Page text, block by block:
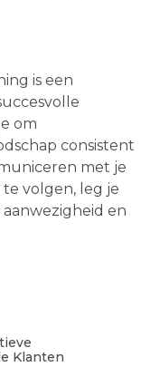
is een
om
consistent
met je
volgen, leg je
en
Klanten